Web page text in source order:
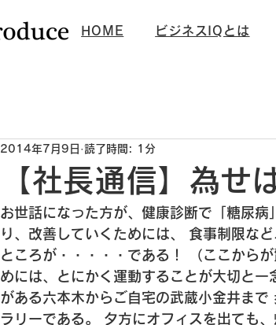
HOME ビジネスIQとは
【社長通信】為せ
2014年7月9日 読了時間: 1分
お世話になった方が、健康診断で「糖尿病
り、改善していくためには、
食事制限な
ところが・・・・・である！
（ここから
めには、とにかく運動することが大切と一
がある六本木からご自宅の武蔵小金井まで
ラリーである。
夕方にオフィスを出ても、